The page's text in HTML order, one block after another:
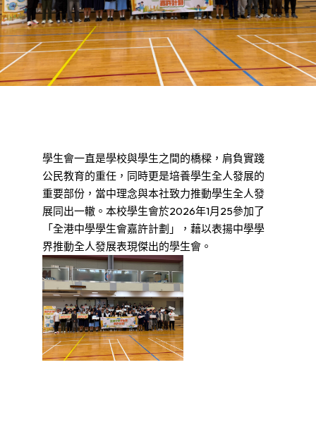
學生會一直是學校與學生之間的橋樑，肩負實踐
公民教育的重任，同時更是培養學生全人發展的
重要部份，當中理念與本社致力推動學生全人發
展同出一轍。本校學生會於2026年1月25參加了
「全港中學學生會嘉許計劃」，藉以表揚中學學
界推動全人發展表現傑出的學生會。